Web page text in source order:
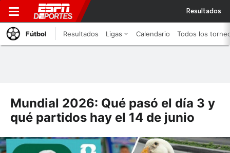
Resultados
Fútbol Resultados Ligas Calendario Todos los
Mundial 2026: Qué pasó el día 3 y
qué partidos hay el 14 de junio